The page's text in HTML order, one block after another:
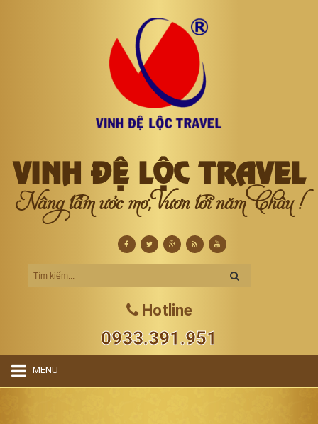
VINH ĐỆ LỘC TRAVEL
Nâng tầm ước mơ, Vươn tới năm Châu !
Hotline
0933.391.951
MENU